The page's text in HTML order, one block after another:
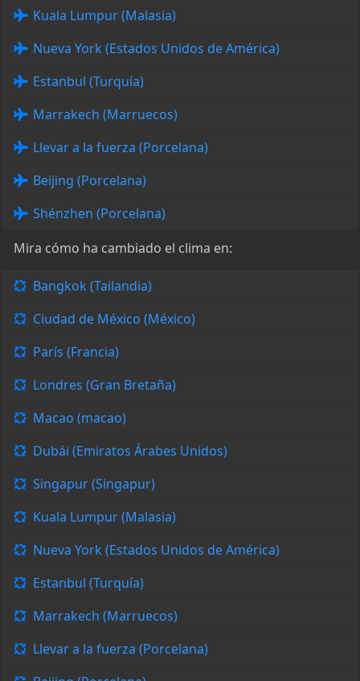
Kuala Lumpur (Malasia)
Nueva York (Estados Unidos de América)
Estanbul (Turquía)
Marrakech (Marruecos)
Llevar a la fuerza (Porcelana)
Beijing (Porcelana)
Shénzhen (Porcelana)
Mira cómo ha cambiado el clima en:
Bangkok (Tailandia)
Ciudad de México (México)
París (Francia)
Londres (Gran Bretaña)
Macao (macao)
Dubái (Emiratos Árabes Unidos)
Singapur (Singapur)
Kuala Lumpur (Malasia)
Nueva York (Estados Unidos de América)
Estanbul (Turquía)
Marrakech (Marruecos)
Llevar a la fuerza (Porcelana)